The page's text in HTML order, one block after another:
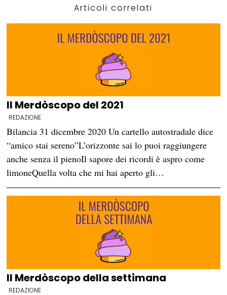
Articoli correlati
Il Merdòscopo del 2021
REDAZIONE
Bilancia 31 dicembre 2020 Un cartello autostradale dice
“amico stai sereno”L’orizzonte sai lo puoi raggiungere
anche senza il pienoIl sapore dei ricordi è aspro come
limoneQuella volta che mi hai aperto gli…
Il Merdòscopo della settimana
REDAZIONE